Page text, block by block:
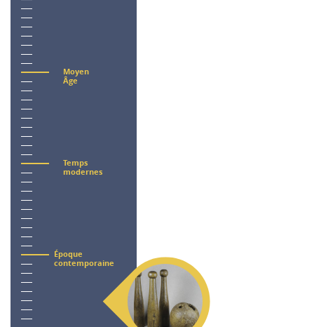
Moyen
Âge
Temps
modernes
Époque
contemporaine